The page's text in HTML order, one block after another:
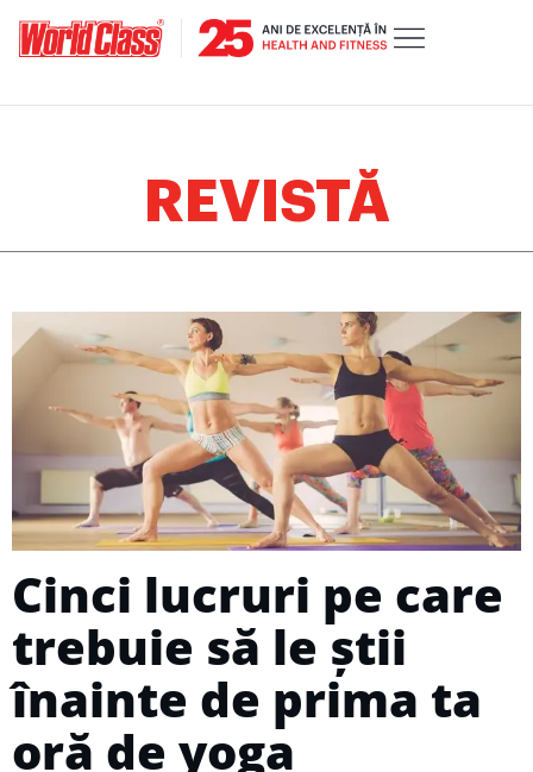
REVISTĂ
Cinci lucruri pe care
trebuie să le știi
înainte de prima ta
oră de yoga